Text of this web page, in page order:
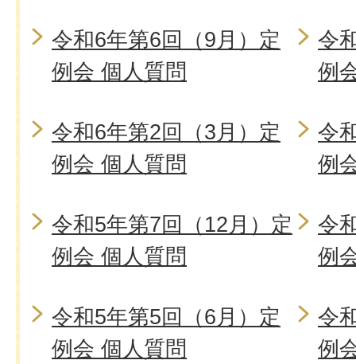
令和6年第6回（9月）定
例会 個人質問
令
例
令和6年第2回（3月）定
例会 個人質問
令
例
令和5年第7回（12月）定
例会 個人質問
令
例
令和5年第5回（6月）定
例会 個人質問
令
例